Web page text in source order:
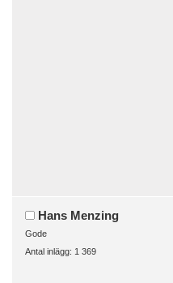
Hans Menzing
Gode
Antal inlägg: 1 369